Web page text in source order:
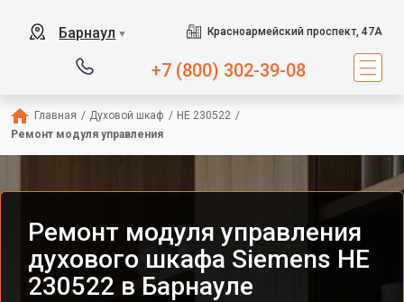
Барнаул ▼ Красноармейский проспект, 47А
+7 (800) 302-39-08
Главная / Духовой шкаф / HE 230522 /
Ремонт модуля управления
Ремонт модуля управления
духового шкафа Siemens HE
230522 в Барнауле